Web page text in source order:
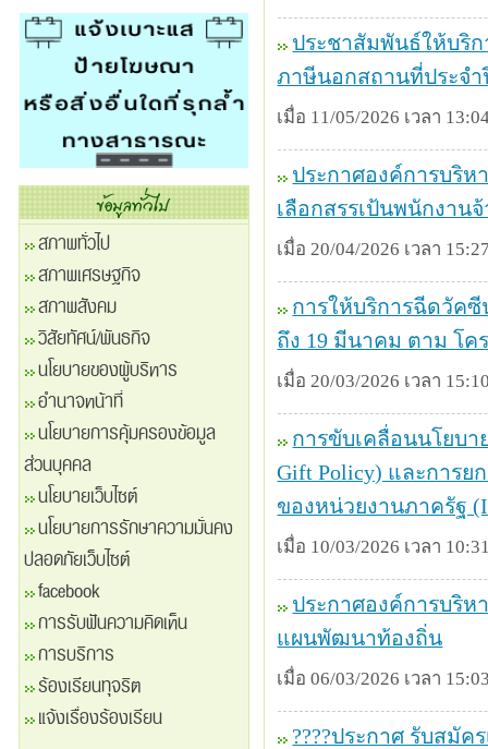
สภาพทั่วไป
สภาพเศรษฐกิจ
สภาพสังคม
วิสัยทัศน์/พันธกิจ
นโยบายของผู้บริหาร
อำนาจหน้าที่
นโยบายการคุ้มครองข้อมูล
ส่วนบุคคล
นโยบายเว็บไซต์
นโยบายการรักษาความมั่นคง
ปลอดภัยเว็บไซต์
facebook
การรับฟันความคิดเห็น
การบริการ
ร้องเรียนทุจริต
แจ้งเรื่องร้องเรียน
ประชาสัมพันธ์ให้บริ
ภาษีนอกสถานที่ประจำ
เมื่อ 11/05/2026 เวลา
ประกาศองค์การบริห
เลือกสรรเป้นพนักงานจ้
เมื่อ 20/04/2026 เวลา
การให้บริการฉีดวัค
ถึง 19 มีนาคม ตาม โ
เมื่อ 20/03/2026 เวลา
การขับเคลื่อนนโยบ
Gift Policy) และการย
ของหน่วยงานภาครัฐ
เมื่อ 10/03/2026 เวลา
ประกาศองค์การบริห
แผนพัฒนาท้องถิ่น
เมื่อ 06/03/2026 เวลา
????ประกาศ รับสมั